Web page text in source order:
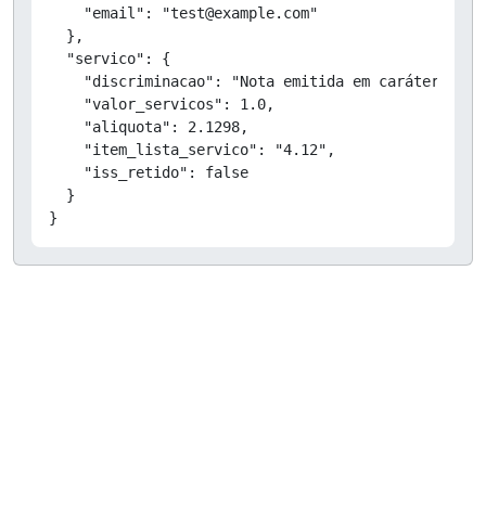
    "email": "test@example.com"
  },
  "servico": {
"discriminacao": "Nota emitida em caráter de
    "valor_servicos": 1.0,
    "aliquota": 2.1298,
    "item_lista_servico": "4.12",
    "iss_retido": false
  }
}